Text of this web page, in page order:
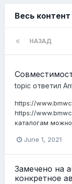
Весь
НАЗАД
topic ответил
https://
https://
каталогам
June 1, 2021
Замечено на
конкретное